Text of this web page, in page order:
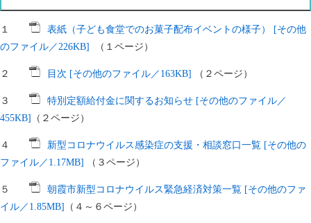
１
表紙（子ども食堂でのお菓子配布イベントの様子） [その他
のファイル／226KB]
（１ページ）
２ 目次 [その他のファイル／163KB] （２ページ）
３
特別定額給付金に関するお知らせ [その他のファイル／
455KB]
（２ページ）
４
新型コロナウイルス感染症の支援・相談窓口一覧 [その他の
ファイル／1.17MB]
（３ページ）
５
朝霞市新型コロナウイルス緊急経済対策一覧 [その他のファ
イル／1.85MB]
（４～６ページ）